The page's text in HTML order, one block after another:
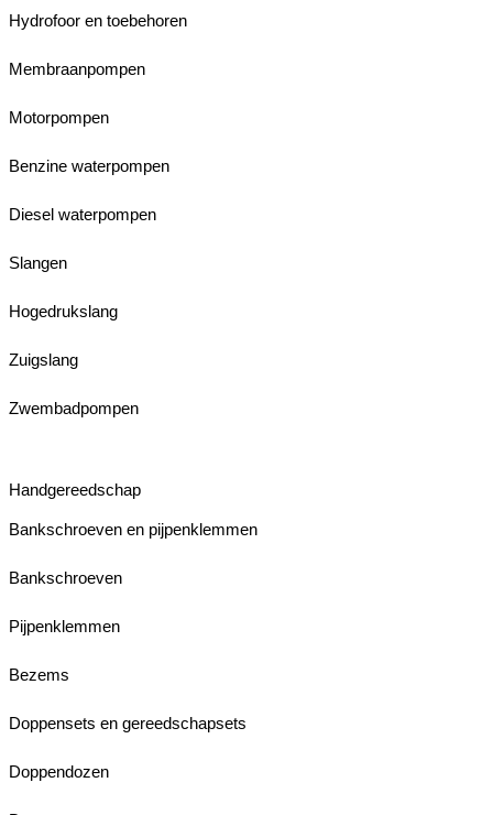
Hydrofoor en toebehoren
Membraanpompen
Motorpompen
Benzine waterpompen
Diesel waterpompen
Slangen
Hogedrukslang
Zuigslang
Zwembadpompen
Handgereedschap
Bankschroeven en pijpenklemmen
Bankschroeven
Pijpenklemmen
Bezems
Doppensets en gereedschapsets
Doppendozen